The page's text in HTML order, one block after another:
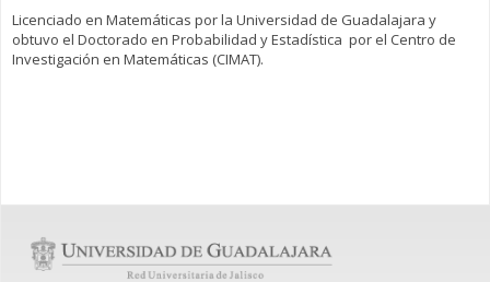
Licenciado en Matemáticas por la Universidad de Guadalajara y
obtuvo el Doctorado en Probabilidad y Estadística por el Centro de
Investigación en Matemáticas (CIMAT).